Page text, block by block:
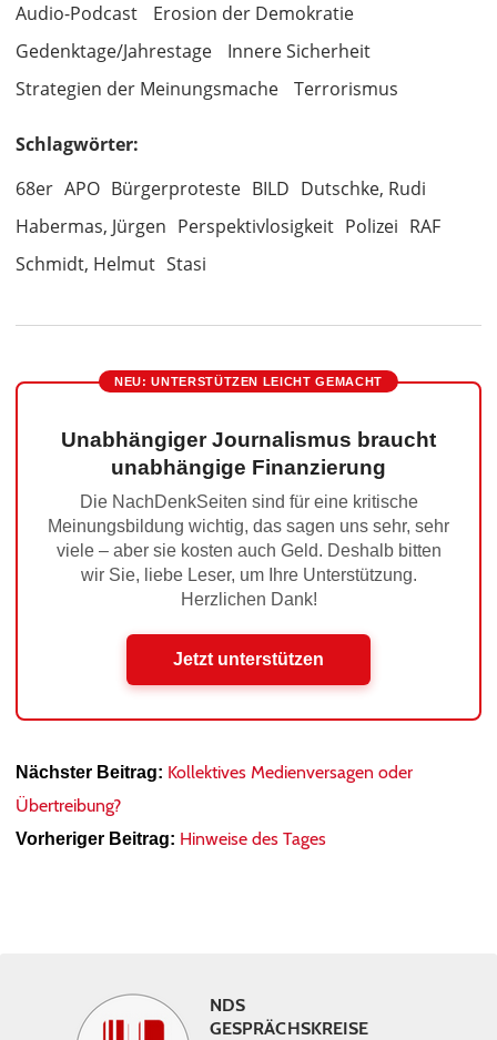
Audio-Podcast
Erosion der Demokratie
Gedenktage/Jahrestage
Innere Sicherheit
Strategien der Meinungsmache
Terrorismus
Schlagwörter:
68er APO Bürgerproteste BILD Dutschke, Rudi
Habermas, Jürgen Perspektivlosigkeit Polizei RAF
Schmidt, Helmut Stasi
NEU: UNTERSTÜTZEN LEICHT GEMACHT
Unabhängiger Journalismus braucht
unabhängige Finanzierung
Die NachDenkSeiten sind für eine kritische
Meinungsbildung wichtig, das sagen uns sehr, sehr
viele – aber sie kosten auch Geld. Deshalb bitten
wir Sie, liebe Leser, um Ihre Unterstützung.
Herzlichen Dank!
Jetzt unterstützen
Nächster Beitrag: Kollektives Medienversagen oder
Übertreibung?
Vorheriger Beitrag: Hinweise des Tages
NDS
GESPRÄCHSKREISE